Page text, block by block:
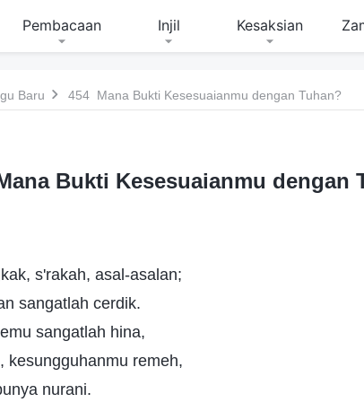
Pembacaan Injil Kesaksian
Baru 454 Mana Bukti Kesesuaianmu dengan Tuhan?
Bukti Kesesuaianmu dengan
s'rakah, asal-asalan;
sangatlah cerdik.
sangatlah hina,
kesungguhanmu remeh,
nurani.